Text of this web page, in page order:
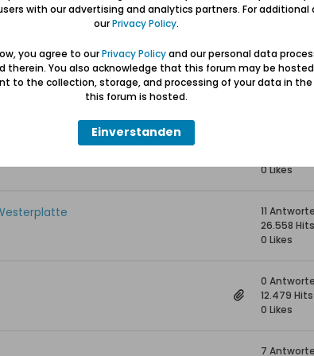
22.406
7
15.757 Hits
0 Likes
11
26.558 Hits
0 Likes
0
12.479 Hits
0 Likes
7
with our advertising and analytics partners. For additional
ourPrivacy Policy.
you agree to ourPrivacy Policyand our personal data
therein. You also acknowledge that this forum may be
to the collection, storage, and processing of your data in
this forum is hosted.
Einverstanden